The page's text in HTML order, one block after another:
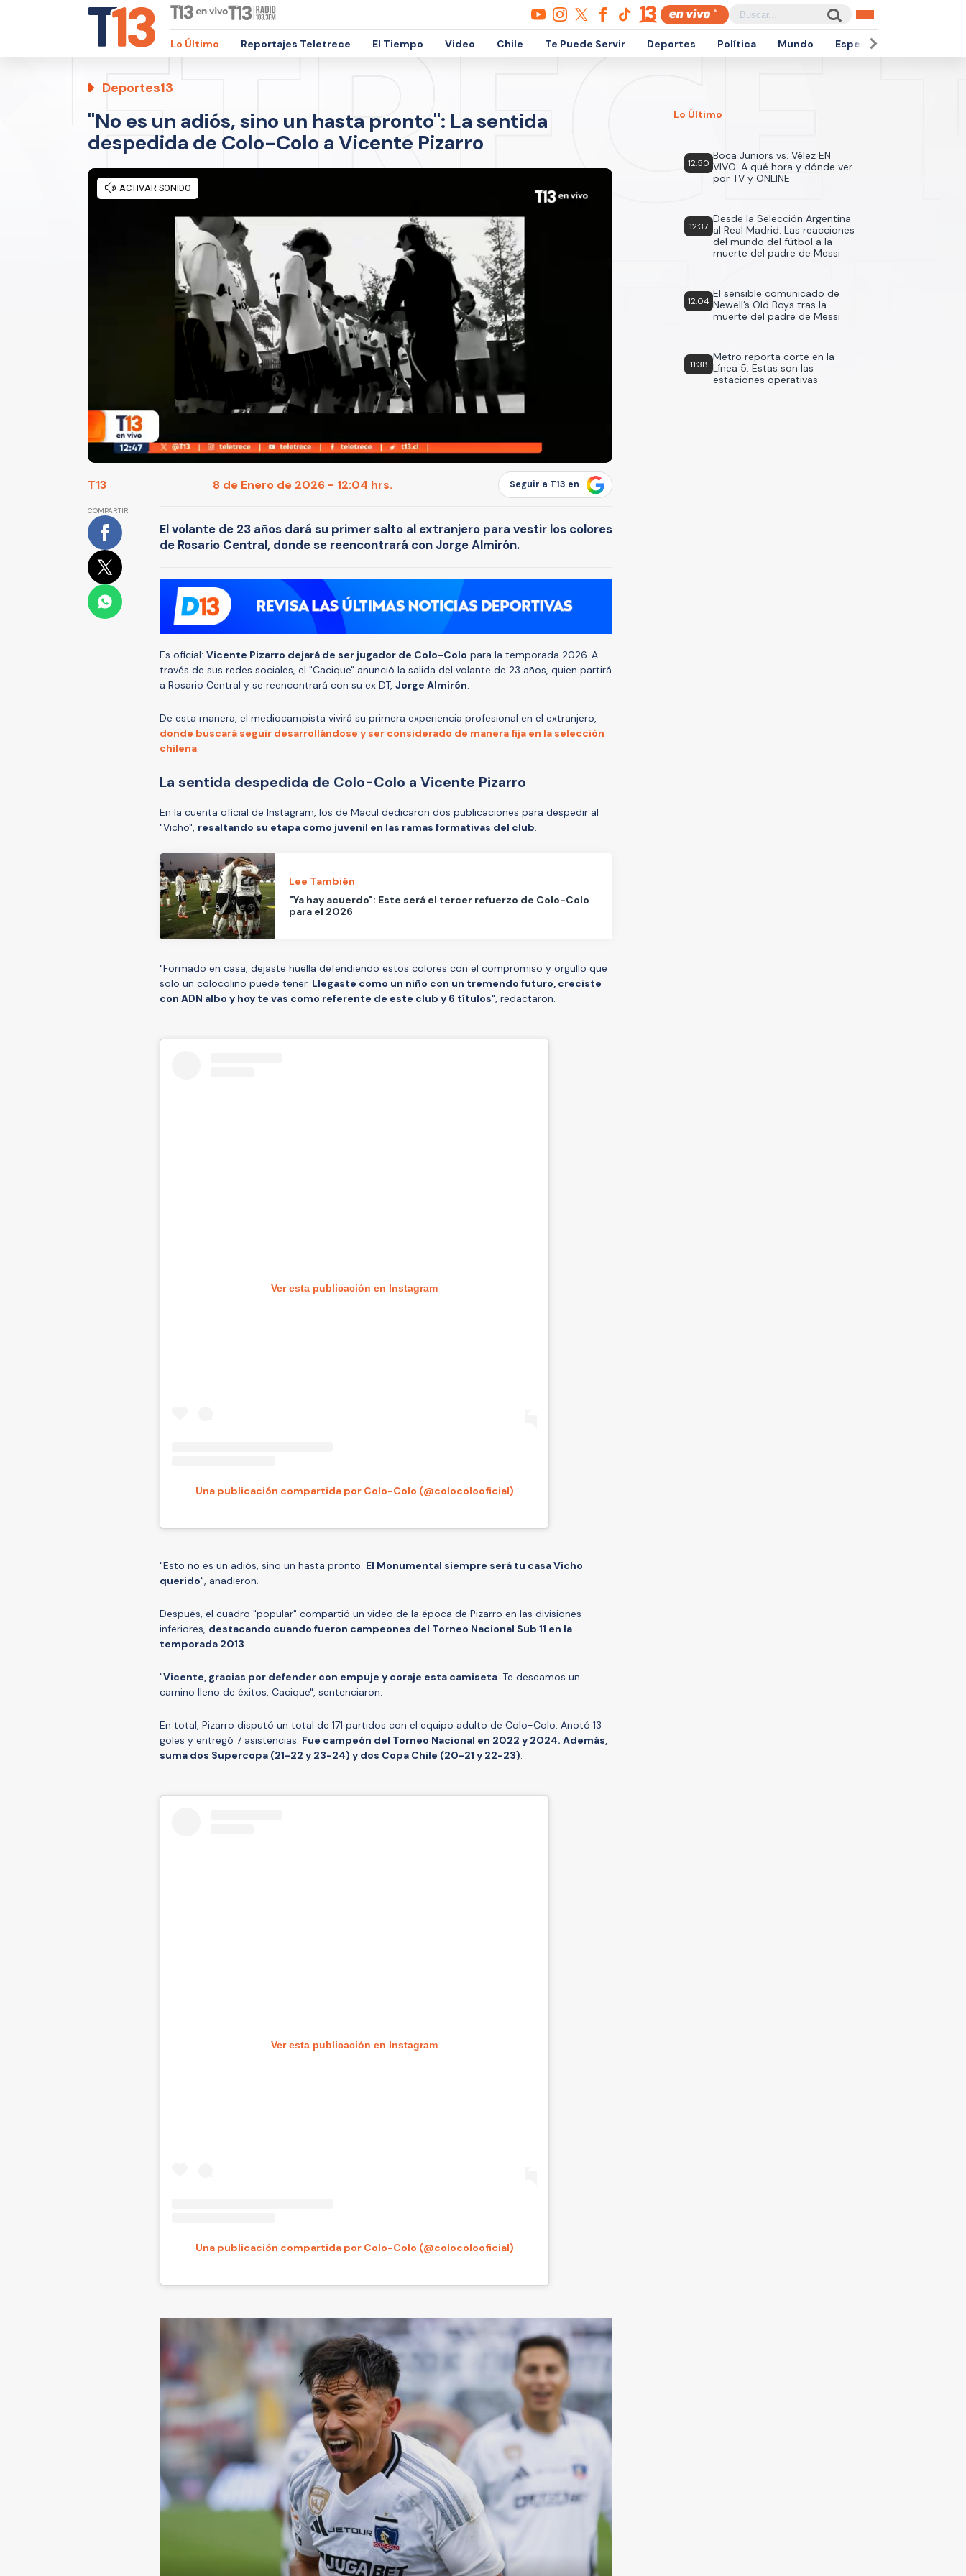
Lo Último Reportajes Teletrece El Tiempo Video Chile Te Puede Servir Deportes Política Mundo Espectáculos
Deportes13
"No es un adiós, sino un hasta pronto": La sentida
despedida de Colo-Colo a Vicente Pizarro
T13 8 de Enero de 2026 - 12:04 hrs. Seguir a T13 en
COMPARTIR
El volante de 23 años dará su primer salto al extranjero para vestir los colores
de Rosario Central, donde se reencontrará con Jorge Almirón.
Es oficial: Vicente Pizarro dejará de ser jugador de Colo-Colo para la temporada 2026. A
través de sus redes sociales, el "Cacique" anunció la salida del volante de 23 años, quien partirá
a Rosario Central y se reencontrará con su ex DT, Jorge Almirón
De esta manera, el mediocampista vivirá su primera experiencia profesional en el extranjero,
donde buscará seguir desarrollándose y ser considerado de manera fija en la selección
chilena
La sentida despedida de Colo-Colo a Vicente Pizarro
En la cuenta oficial de Instagram, los de Macul dedicaron dos publicaciones para despedir al
"Vicho", resaltando su etapa como juvenil en las ramas formativas del club
Lee También
"Ya hay acuerdo": Este será el tercer refuerzo de Colo-Colo
para el 2026
"Formado en casa, dejaste huella defendiendo estos colores con el compromiso y orgullo que
solo un colocolino puede tener. Llegaste como un niño con un tremendo futuro, creciste
con ADN albo y hoy te vas como referente de este club y 6 títulos", redactaron.
Ver esta publicación en Instagram
Una publicación compartida por Colo-Colo (@colocolooficial)
"Esto no es un adiós, sino un hasta pronto. El Monumental siempre será tu casa Vicho
querido", añadieron.
Después, el cuadro "popular" compartió un video de la época de Pizarro en las divisiones
inferiores, destacando cuando fueron campeones del Torneo Nacional Sub 11 en la
temporada 2013
"Vicente, gracias por defender con empuje y coraje esta camiseta . Te deseamos un
camino lleno de éxitos, Cacique", sentenciaron.
En total, Pizarro disputó un total de 171 partidos con el equipo adulto de Colo-Colo. Anotó 13
goles y entregó 7 asistencias. Fue campeón del Torneo Nacional en 2022 y 2024. Además,
suma dos Supercopa (21-22 y 23-24) y dos Copa Chile (20-21 y 22-23)
Ver esta publicación en Instagram
Una publicación compartida por Colo-Colo (@colocolooficial)
Lo Último
12:50
Boca Juniors vs. Vélez EN
VIVO: A qué hora y dónde ver
por TV y ONLINE
12:37
Desde la Selección Argentina
al Real Madrid: Las reacciones
del mundo del fútbol a la
muerte del padre de Messi
12:04
El sensible comunicado de
Newell’s Old Boys tras la
muerte del padre de Messi
11:38
Metro reporta corte en la
Línea 5: Estas son las
estaciones operativas